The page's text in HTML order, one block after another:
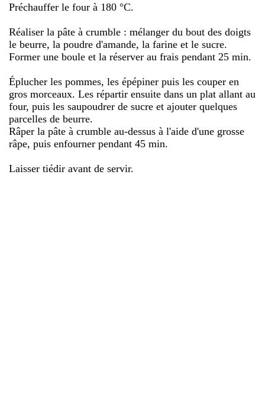
Préchauffer le four à 180 °C.
Réaliser la pâte à crumble : mélanger du bout des doigts
le beurre, la poudre d'amande, la farine et le sucre.
Former une boule et la réserver au frais pendant 25 min.
Éplucher les pommes, les épépiner puis les couper en
gros morceaux. Les répartir ensuite dans un plat allant au
four, puis les saupoudrer de sucre et ajouter quelques
parcelles de beurre.
Râper la pâte à crumble au-dessus à l'aide d'une grosse
râpe, puis enfourner pendant 45 min.
Laisser tiédir avant de servir.